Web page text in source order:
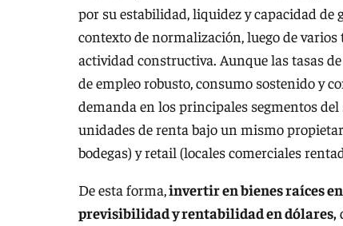
por su estabilidad, liquidez y capacidad de
contexto de normalización, luego de
actividad constructiva. Aunque las tasas
de empleo robusto, consumo sostenido y
demanda en los principales segmentos
unidades de renta bajo un mismo
bodegas) y retail (locales comerciales
De esta forma,invertir en bienes raíces
previsibilidad y rentabilidad en dólares,